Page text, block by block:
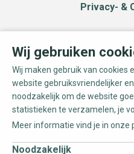
Privacy- &
Wij gebruiken
Wij maken gebruik van cookies
website gebruiksvriendelijker
noodzakelijk om de website
statistieken te verzamelen, je
Meer informatie vind je in onze
Noodzakelijk